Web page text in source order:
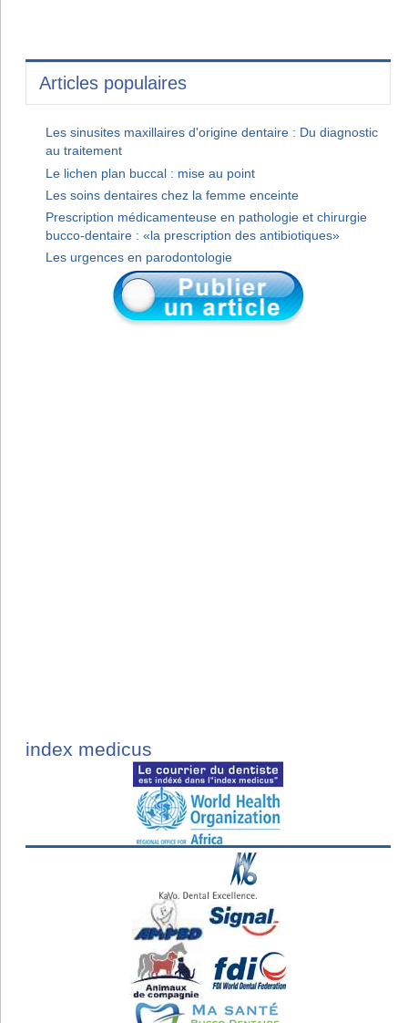
Articles populaires
Les sinusites maxillaires d'origine dentaire : Du diagnostic
au traitement
Le lichen plan buccal : mise au point
Les soins dentaires chez la femme enceinte
Prescription médicamenteuse en pathologie et chirurgie
bucco-dentaire : «la prescription des antibiotiques»
Les urgences en parodontologie
index medicus